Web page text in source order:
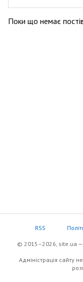
Поки що немає
RSS
© 2015–2026, site.ua —
Адміністрація сайту